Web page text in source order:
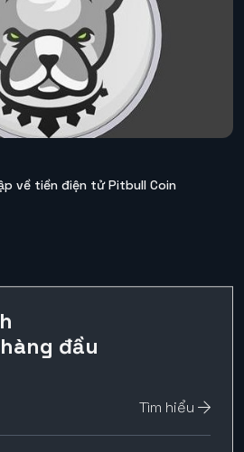
về tiền điện tử Pitbull Coin
đầu
Tìm hiểu